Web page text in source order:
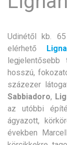
Udinétől kb.
elérhető
legjelentősebb
hosszú,
százezer
Sabbiadoro,
az utóbbi
ágyazott,
években